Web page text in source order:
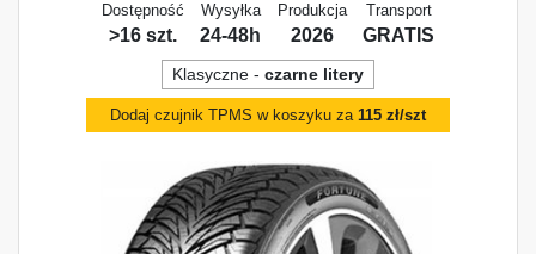
Dostępność
>16 szt.
Wysyłka
24-48h
Produkcja
2026
Transport
GRATIS
Klasyczne - czarne litery
Dodaj czujnik TPMS w koszyku za 115 zł/szt